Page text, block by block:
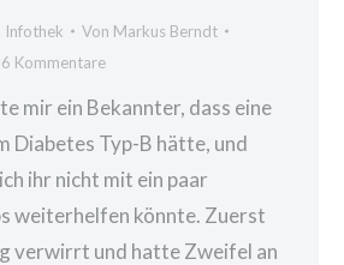
Infothek Von Markus Berndt
6 Kommentare
mir ein Bekannter, dass eine
Diabetes Typ-B hätte, und
ihr nicht mit ein paar
weiterhelfen könnte. Zuerst
verwirrt und hatte Zweifel an